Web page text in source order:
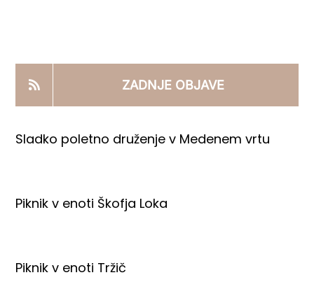
PRODAJNI IZDELKI
AKTUALNO
ZADNJE OBJAVE
Sladko poletno druženje v Medenem vrtu
Piknik v enoti Škofja Loka
Piknik v enoti Tržič